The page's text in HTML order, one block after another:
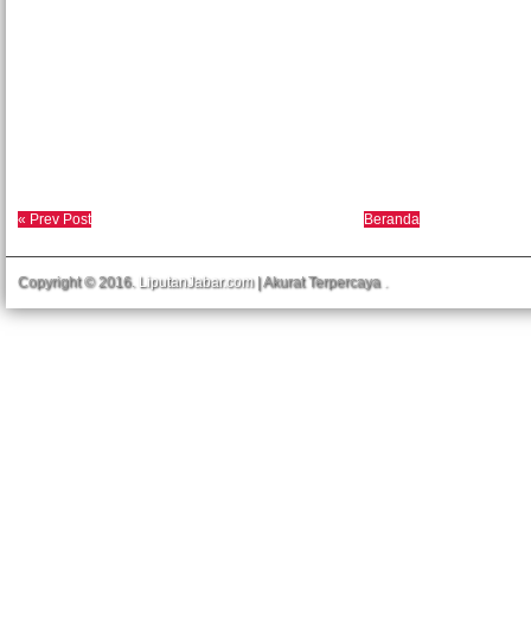
« Prev Post Beranda
Copyright © 2016. LiputanJabar.com| Akurat Terpercaya